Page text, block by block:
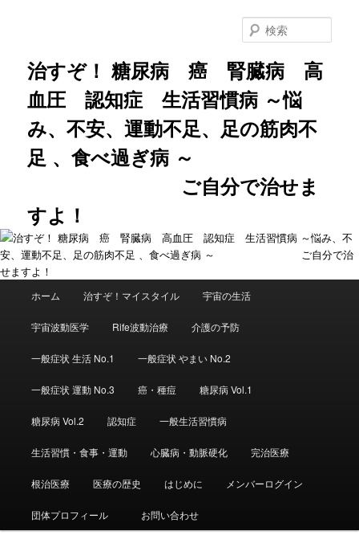
治すぞ！ 糖尿病 癌 腎臓病 高
血圧 認知症 生活習慣病 ～悩
み、不安、運動不足、足の筋肉不
足 、食べ過ぎ病 ～
ご自分で治せま
すよ！
索
ホーム 治すぞ！マイスタイル 宇宙の生活
宇宙波動医学 Rife波動治療 介護の予防
一般症状 生活 No.1 一般症状 やまい No.2
一般症状 運動 No.3 癌・種痘 糖尿病 Vol.1
糖尿病 Vol.2 認知症 一般生活習慣病
生活習慣・食事・運動 心臓病・動脈硬化 完治医療
根治医療 医療の歴史 はじめに メンバーログイン
団体プロフィール お問い合わせ